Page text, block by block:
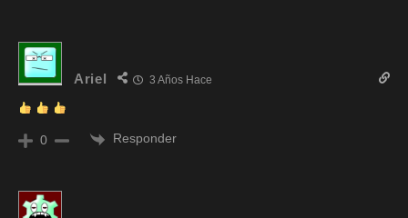
Ariel 3 Años Hace
0 Responder